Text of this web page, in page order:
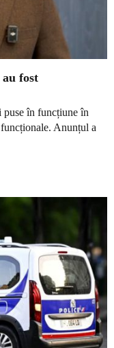
fost
puse în funcțiune în
Anunțul a